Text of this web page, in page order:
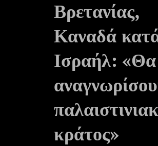
Βρετανίας,
Καναδά
Ισραήλ: «Θα
κράτος»